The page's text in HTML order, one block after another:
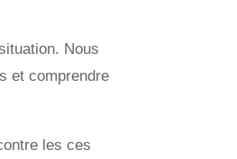
Nous
et comprendre
les ces